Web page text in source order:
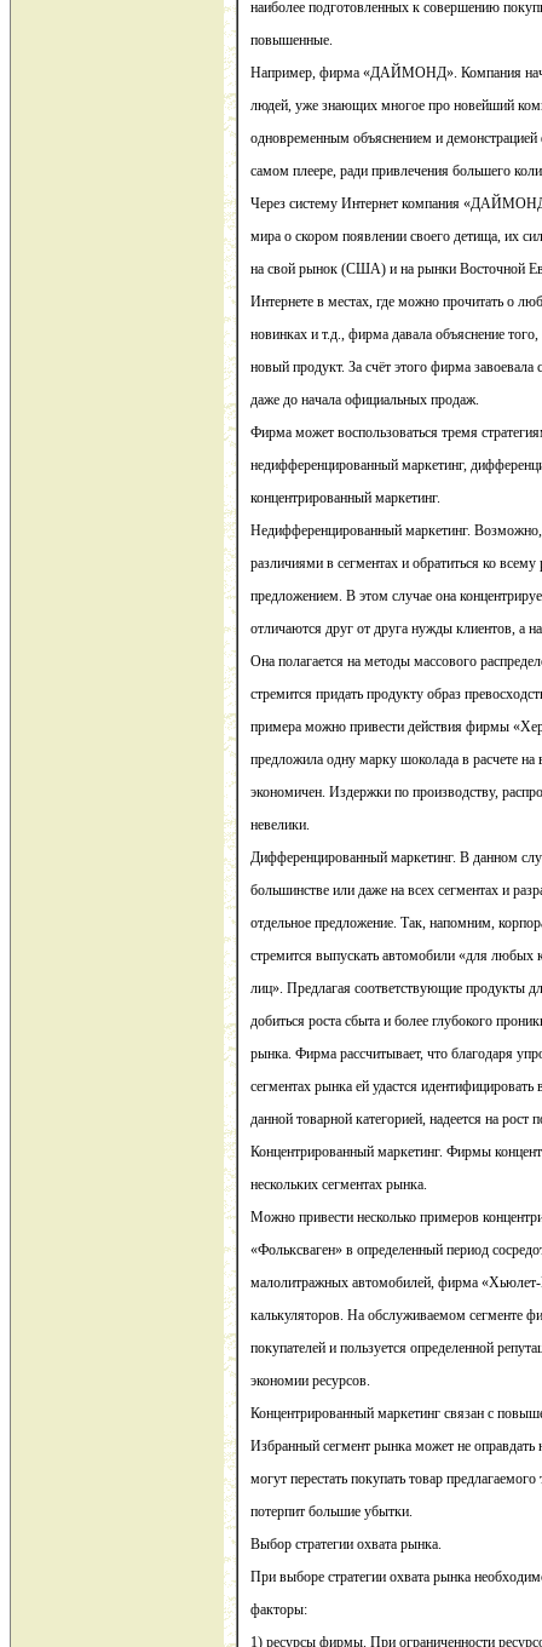
наиболее подготовленных к совершению
повышенные.
Например, фирма «ДАЙМОНД». Компания
людей, уже знающих многое про новейший
одновременным объяснением и
самом плеере, ради привлечения большего
Через систему Интернет компания
мира о скором появлении своего детища, их
на свой рынок (США) и на рынки Восточной
Интернете в местах, где можно прочитать о
новинках и т.д., фирма давала объяснение
новый продукт. За счёт этого фирма
даже до начала официальных продаж.
Фирма может воспользоваться тремя
недифференцированный маркетинг,
концентрированный маркетинг.
Недифференцированный маркетинг.
различиями в сегментах и обратиться ко
предложением. В этом случае она
отличаются друг от друга нужды клиентов, а
Она полагается на методы массового
стремится придать продукту образ
примера можно привести действия фирмы
предложила одну марку шоколада в расчете на
экономичен. Издержки по производству,
невелики.
Дифференцированный маркетинг. В данном
большинстве или даже на всех сегментах и
отдельное предложение. Так, напомним,
стремится выпускать автомобили «для
лиц». Предлагая соответствующие продукты
добиться роста сбыта и более глубокого
рынка. Фирма рассчитывает, что благодаря
сегментах рынка ей удастся
данной товарной категорией, надеется на рост
Концентрированный маркетинг. Фирмы
нескольких сегментах рынка.
Можно привести несколько примеров
«Фольксваген» в определенный период
малолитражных автомобилей, фирма
калькуляторов. На обслуживаемом сегменте
покупателей и пользуется определенной
экономии ресурсов.
Концентрированный маркетинг связан с
Избранный сегмент рынка может не оправдать
могут перестать покупать товар
потерпит большие убытки.
Выбор стратегии охвата рынка.
При выборе стратегии охвата рынка
факторы:
1) ресурсы фирмы. При ограниченности